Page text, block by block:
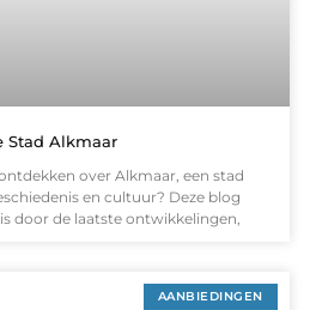
Stad Alkmaar
over Alkmaar, een stad
en cultuur? Deze blog
door de laatste ontwikkelingen,
AANBIEDINGEN